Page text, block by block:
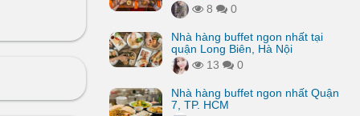
8
0
Nhà hàng buffet ngon nhất tại
quận Long Biên, Hà Nội
13
0
Nhà hàng buffet ngon nhất Quận
7, TP. HCM